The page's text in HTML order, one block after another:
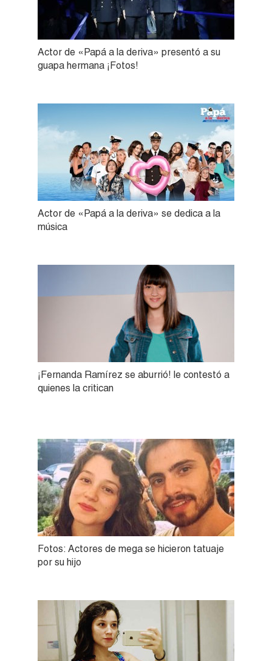
Actor de «Papá a la deriva» presentó a su
guapa hermana ¡Fotos!
Actor de «Papá a la deriva» se dedica a la
música
¡Fernanda Ramírez se aburrió! le contestó a
quienes la critican
Fotos: Actores de mega se hicieron tatuaje
por su hijo